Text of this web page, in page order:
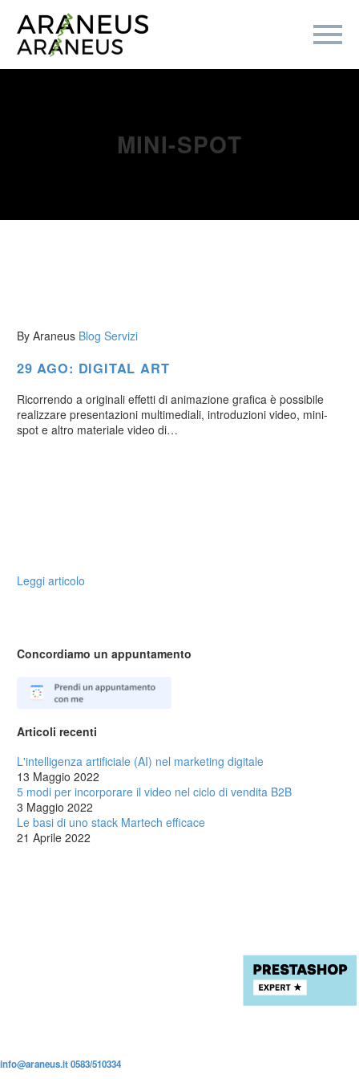
MINI-SPOT
By Araneus Blog Servizi
29 AGO: DIGITAL ART
Ricorrendo a originali effetti di animazione grafica è possibile
realizzare presentazioni multimediali, introduzioni video, mini-
spot e altro materiale video di…
Leggi articolo
Concordiamo un appuntamento
Articoli recenti
L'intelligenza artificiale (AI) nel marketing digitale
13 Maggio 2022
5 modi per incorporare il video nel ciclo di vendita B2B
3 Maggio 2022
Le basi di uno stack Martech efficace
21 Aprile 2022
info@araneus.it0583/510334